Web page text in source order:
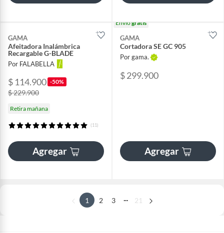
GAMA
Afeitadora Inalámbrica
Recargable G-BLADE
Por FALABELLA
$ 114.900 -50%
$ 229.900
Retira mañana
(11)
Agregar
Envíogratis
GAMA
Cortadora SE GC 905
Por gama.
$ 299.900
Agregar
1 2 3 ... 21